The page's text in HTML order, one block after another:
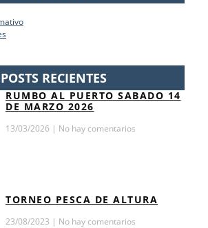
POSTS RECIENTES
RUMBO AL PUERTO SABADO 14
DE MARZO 2026
13/03/2026 No hay comentarios
TORNEO PESCA DE ALTURA
23/08/2023 No hay comentarios